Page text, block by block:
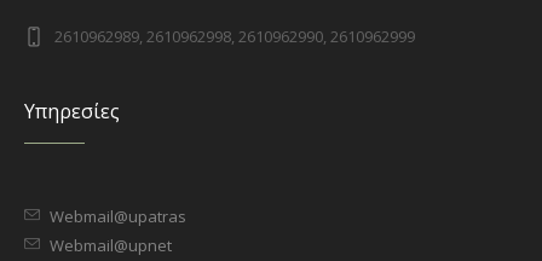
2610962989, 2610962998, 2610962990, 2610962999
Υπηρεσίες
Webmail@upatras
Webmail@upnet